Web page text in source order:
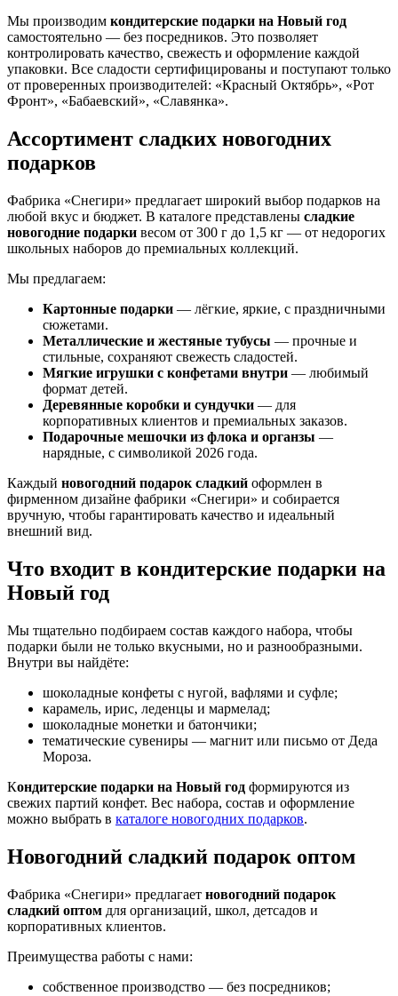
Мы производим кондитерские подарки на Новый год
самостоятельно — без посредников. Это позволяет
контролировать качество, свежесть и оформление каждой
упаковки. Все сладости сертифицированы и поступают только
от проверенных производителей: «Красный Октябрь», «Рот
Фронт», «Бабаевский», «Славянка».
Ассортимент сладких новогодних
подарков
Фабрика «Снегири» предлагает широкий выбор подарков на
любой вкус и бюджет. В каталоге представлены сладкие
новогодние подарки весом от 300 г до 1,5 кг — от недорогих
школьных наборов до премиальных коллекций.
Мы предлагаем:
Картонные подарки — лёгкие, яркие, с праздничными
сюжетами.
Металлические и жестяные тубусы — прочные и
стильные, сохраняют свежесть сладостей.
Мягкие игрушки с конфетами внутри — любимый
формат детей.
Деревянные коробки и сундучки — для
корпоративных клиентов и премиальных заказов.
Подарочные мешочки из флока и органзы —
нарядные, с символикой 2026 года.
Каждый новогодний подарок сладкий оформлен в
фирменном дизайне фабрики «Снегири» и собирается
вручную, чтобы гарантировать качество и идеальный
внешний вид.
Что входит в кондитерские подарки на
Новый год
Мы тщательно подбираем состав каждого набора, чтобы
подарки были не только вкусными, но и разнообразными.
Внутри вы найдёте:
шоколадные конфеты с нугой, вафлями и суфле;
карамель, ирис, леденцы и мармелад;
шоколадные монетки и батончики;
тематические сувениры — магнит или письмо от Деда
Мороза.
Кондитерские подарки на Новый год формируются из
свежих партий конфет. Вес набора, состав и оформление
можно выбрать в каталоге новогодних подарков.
Новогодний сладкий подарок оптом
Фабрика «Снегири» предлагает новогодний подарок
сладкий оптом для организаций, школ, детсадов и
корпоративных клиентов.
Преимущества работы с нами:
собственное производство — без посредников;